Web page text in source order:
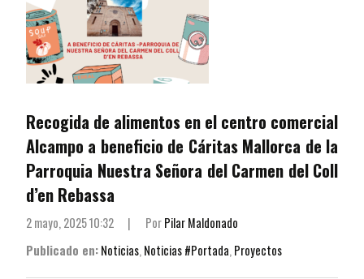
Recogida de alimentos en el centro comercial
Alcampo a beneficio de Cáritas Mallorca de la
Parroquia Nuestra Señora del Carmen del Coll
d’en Rebassa
2 mayo, 2025 10:32 | PorPilar Maldonado
Publicado en:Noticias, Noticias #Portada, Proyectos